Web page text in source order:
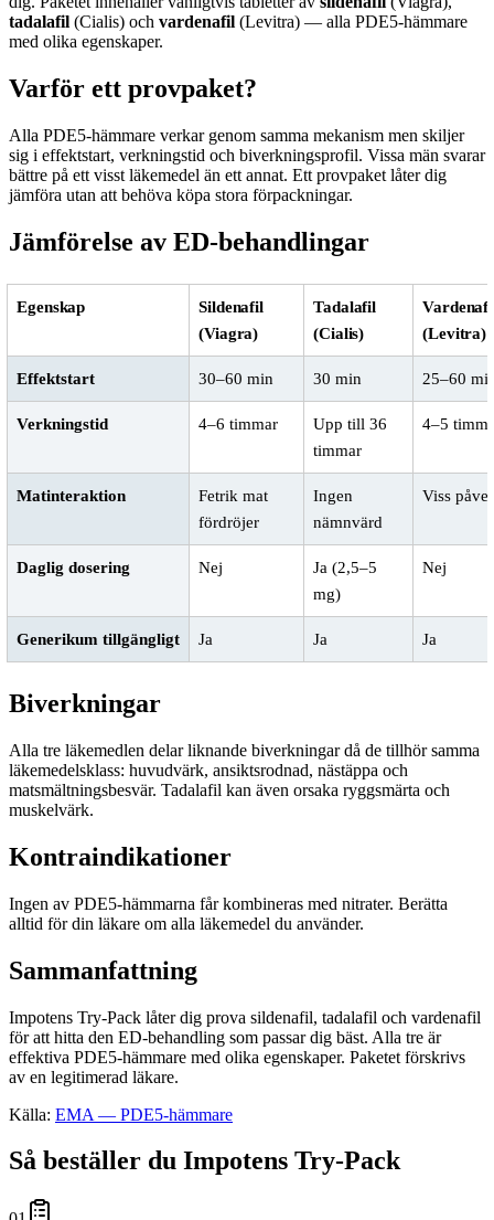
tadalafil (Cialis) och vardenafil (Levitra) — alla PDE5-hämmare
med olika egenskaper.
Varför ett provpaket?
Alla PDE5-hämmare verkar genom samma mekanism men skiljer
sig i effektstart, verkningstid och biverkningsprofil. Vissa män svarar
bättre på ett visst läkemedel än ett annat. Ett provpaket låter dig
jämföra utan att behöva köpa stora förpackningar.
Jämförelse av ED-behandlingar
Egenskap
Sildenafil
(Viagra)
Tadalafil
(Cialis)
(Levitra)
Effektstart 30–60 min 30 min 25–60
Verkningstid 4–6 timmar
Upp till 36
timmar
4–5
Matinteraktion
Fetrik mat
fördröjer
Ingen
nämnvärd
Viss
Daglig dosering Nej
Ja (2,5–5
mg)
Nej
Generikum tillgängligt Ja Ja Ja
Biverkningar
Alla tre läkemedlen delar liknande biverkningar då de tillhör samma
läkemedelsklass: huvudvärk, ansiktsrodnad, nästäppa och
matsmältningsbesvär. Tadalafil kan även orsaka ryggsmärta och
muskelvärk.
Kontraindikationer
Ingen av PDE5-hämmarna får kombineras med nitrater. Berätta
alltid för din läkare om alla läkemedel du använder.
Sammanfattning
Impotens Try-Pack låter dig prova sildenafil, tadalafil och vardenafil
för att hitta den ED-behandling som passar dig bäst. Alla tre är
effektiva PDE5-hämmare med olika egenskaper. Paketet förskrivs
av en legitimerad läkare.
Källa: EMA — PDE5-hämmare
Så beställer du Impotens Try-Pack